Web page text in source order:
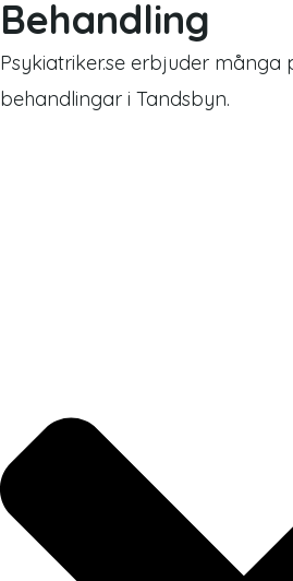
Behandling
Psykiatriker.se erbjuder många
behandlingar i Tandsbyn.